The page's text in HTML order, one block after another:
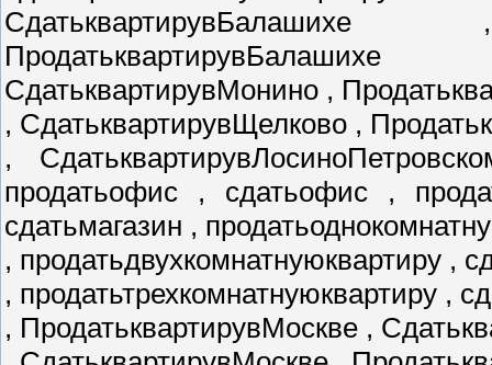
СдатьквартирувМонино ,
, СдатьквартирувЩелково ,
,
продатьофис , сдатьофис ,
сдатьмагазин ,
, продатьдвухкомнатнуюквартиру ,
, продатьтрехкомнатнуюквартиру ,
, ПродатьквартирувМоскве ,